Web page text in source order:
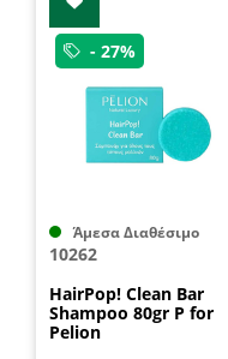
- 27%
Άμεσα Διαθέσιμο
10262
HairPop! Clean Bar
Shampoo 80gr P for
Pelion